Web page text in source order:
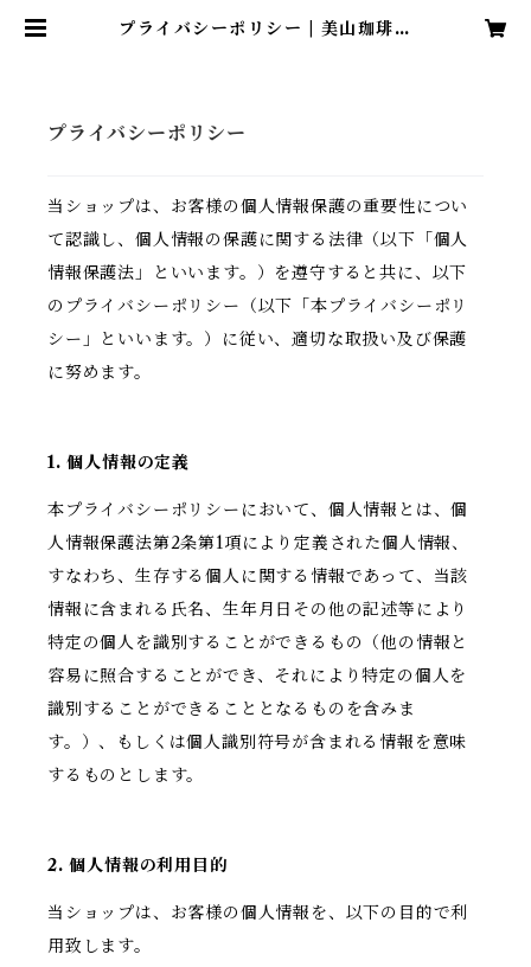
プライバシーポリシー | 美山珈琲・
プライバシーポリシー
当ショップは、お客様の個人情報保護の重要性につい
て認識し、個人情報の保護に関する法律（以下「個人
情報保護法」といいます。）を遵守すると共に、以下
のプライバシーポリシー（以下「本プライバシーポリ
シー」といいます。）に従い、適切な取扱い及び保護
に努めます。
1. 個人情報の定義
本プライバシーポリシーにおいて、個人情報とは、個
人情報保護法第2条第1項により定義された個人情報、
すなわち、生存する個人に関する情報であって、当該
情報に含まれる氏名、生年月日その他の記述等により
特定の個人を識別することができるもの（他の情報と
容易に照合することができ、それにより特定の個人を
識別することができることとなるものを含みま
す。）、もしくは個人識別符号が含まれる情報を意味
するものとします。
2. 個人情報の利用目的
当ショップは、お客様の個人情報を、以下の目的で利
用致します。